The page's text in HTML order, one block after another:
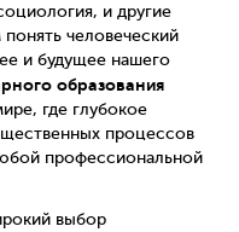
и другие
человеческий
и будущее нашего
образования
где глубокое
процессов
профессиональной
выбор